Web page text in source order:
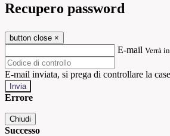
Recupero password
button close ×
E-mail Verrà
E-mail inviata, si prega di controllare la
Errore
Chiudi
Successo